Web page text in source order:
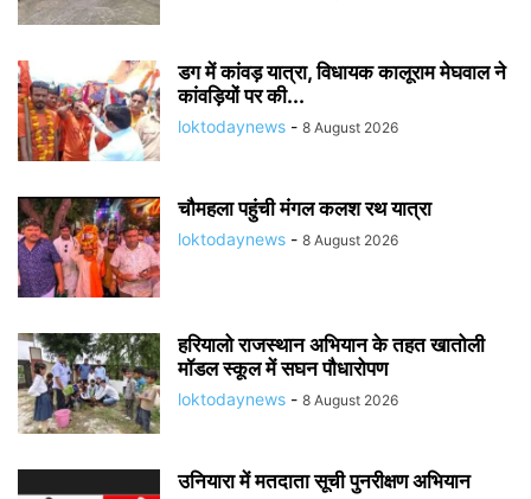
डग में कांवड़ यात्रा, विधायक कालूराम मेघवाल ने
कांवड़ियों पर की...
loktodaynews - 8 August 2026
चौमहला पहुंची मंगल कलश रथ यात्रा
loktodaynews - 8 August 2026
हरियालो राजस्थान अभियान के तहत खातोली
मॉडल स्कूल में सघन पौधारोपण
loktodaynews - 8 August 2026
उनियारा में मतदाता सूची पुनरीक्षण अभियान